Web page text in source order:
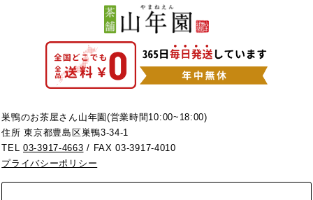
巣鴨のお茶屋さん山年園(営業時間10:00~18:00)
住所 東京都豊島区巣鴨3-34-1
TEL03-3917-4663 / FAX 03-3917-4010
プライバシーポリシー